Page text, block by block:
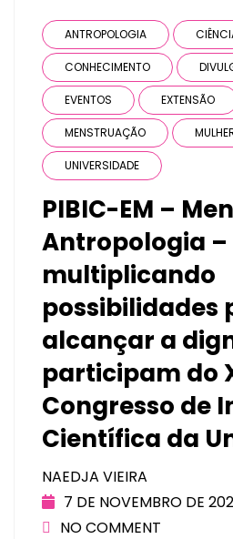
ANTROPOLOGIA
CONHECIMENTO
EVENTOS EXTENSÃO
MENSTRUAÇÃO
UNIVERSIDADE
PIBIC-EM –
Antropologia –
multiplicando
possibilidades
alcançar a
participam do
Congresso de
Científica da
NAEDJA VIEIRA
7 DE NOVEMBRO DE
NO COMMENT